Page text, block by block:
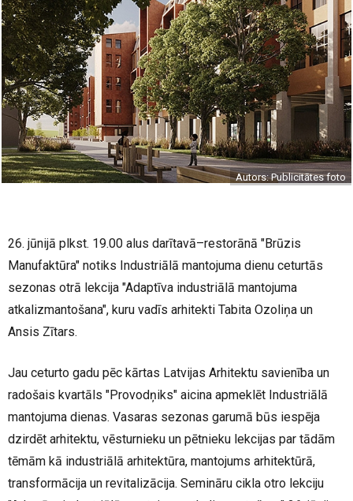
Autors: Publicitātes foto
26. jūnijā plkst. 19.00 alus darītavā–restorānā "Brūzis
Manufaktūra" notiks Industriālā mantojuma dienu ceturtās
sezonas otrā lekcija "Adaptīva industriālā mantojuma
atkalizmantošana", kuru vadīs arhitekti Tabita Ozoliņa un
Ansis Zītars.
Jau ceturto gadu pēc kārtas Latvijas Arhitektu savienība un
radošais kvartāls "Provodņiks" aicina apmeklēt Industriālā
mantojuma dienas. Vasaras sezonas garumā būs iespēja
dzirdēt arhitektu, vēsturnieku un pētnieku lekcijas par tādām
tēmām kā industriālā arhitektūra, mantojums arhitektūrā,
transformācija un revitalizācija. Semināru cikla otro lekciju